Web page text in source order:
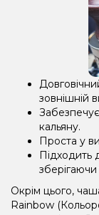
зовнішній
кальяну.
Проста у
Підходить
Окрім цього,
Rainbow